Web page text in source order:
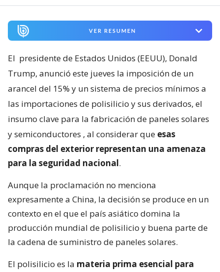
VER RESUMEN
El presidente de Estados Unidos (EEUU), Donald
Trump, anunció este jueves la imposición de un
arancel del 15% y un sistema de precios mínimos a
las importaciones de polisilicio y sus derivados, el
insumo clave para la fabricación de paneles solares
y semiconductores , al considerar que esas
compras del exterior representan una amenaza
para la seguridad nacional.
Aunque la proclamación no menciona
expresamente a China, la decisión se produce en un
contexto en el que el país asiático domina la
producción mundial de polisilicio y buena parte de
la cadena de suministro de paneles solares.
El polisilicio es la materia prima esencial para